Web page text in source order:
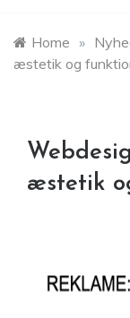
Home »
æstetik og
æstetik